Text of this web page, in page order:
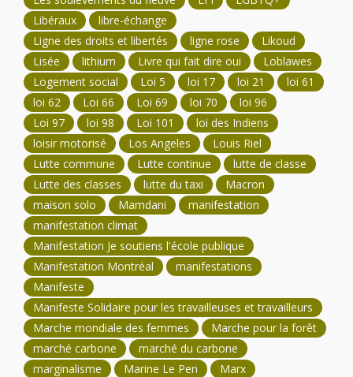
Libéraux
libre-échange
Ligne des droits et libertés
ligne rose
Likoud
Lisée
lithium Livre qui fait dire oui
Loblawes
Logement social
Loi 5 loi 17 loi 21
loi 61
loi 62
Loi 66 Loi 69 loi 70
loi 96
Loi 97
loi 98 Loi 101
loi des Indiens
loisir motorisé
Los Angeles
Louis Riel
Lutte commune
Lutte continue
lutte de classe
Lutte des classes
lutte du taxi
Macron
maison solo
Mamdani
manifestation
manifestation climat
Manifestation Je soutiens l'école publique
Manifestation Montréal
manifestations
Manifeste
Manifeste Solidaire pour les travailleuses et travailleurs
Marche mondiale des femmes
Marche pour la forêt
marché carbone
marché du carbone
marginalisme
Marine Le Pen
Marx